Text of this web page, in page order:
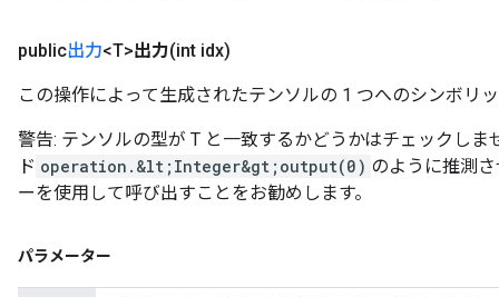
public出力<T>出力(int idx)
この操作によって生成されたテンソルの 1 つへのシンボリ
警告: テンソルの型が T と一致するかどうかはチェックしま
ド operation.&lt;Integer&gt;output(0) のように推測
ーを使用して呼び出すことをお勧めします。
パラメーター